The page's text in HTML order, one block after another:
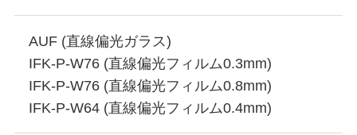
AUF (直線偏光ガラス)
IFK-P-W76 (直線偏光フィルム0.3mm)
IFK-P-W76 (直線偏光フィルム0.8mm)
IFK-P-W64 (直線偏光フィルム0.4mm)